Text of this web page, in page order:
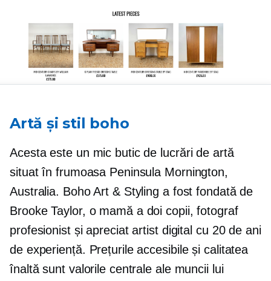
Artă și stil boho
Acesta este un mic butic de lucrări de artă
situat în frumoasa Peninsula Mornington,
Australia. Boho Art & Styling a fost fondată de
Brooke Taylor, o mamă a doi copii, fotograf
profesionist și apreciat artist digital cu 20 de ani
de experiență. Prețurile accesibile și calitatea
înaltă sunt valorile centrale ale muncii lui